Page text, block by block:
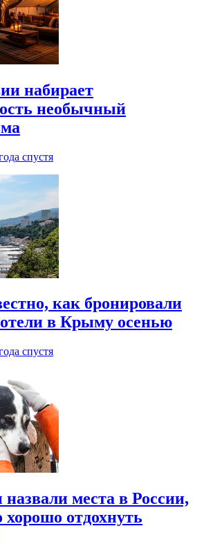
набирает
необычный
спустя
как бронировали
в Крыму осенью
спустя
места в России,
хорошо отдохнуть